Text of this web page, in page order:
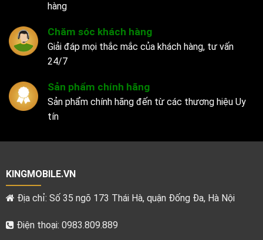
hàng
Chăm sóc khách hàng
Giải đáp mọi thắc mắc của khách hàng, tư vấn
24/7
Sản phẩm chính hãng
Sản phẩm chính hãng đến từ các thương hiệu Uy
tín
KINGMOBILE.VN
Địa chỉ: Số 35 ngõ 173 Thái Hà, quận Đống Đa, Hà Nội
Điện thoại: 0983.809.889